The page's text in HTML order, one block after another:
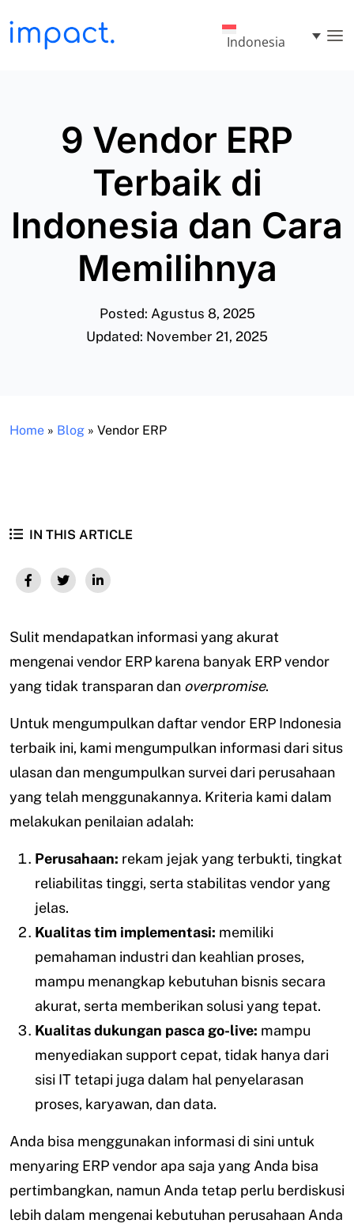
Indonesia
9 Vendor ERP
Terbaik di
Indonesia dan Cara
Memilihnya
Posted: Agustus 8, 2025
Updated: November 21, 2025
Home » Blog » Vendor ERP
IN THIS ARTICLE
Sulit mendapatkan informasi yang akurat
mengenai vendor ERP karena banyak ERP vendor
yang tidak transparan dan overpromise.
Untuk mengumpulkan daftar vendor ERP Indonesia
terbaik ini, kami mengumpulkan informasi dari situs
ulasan dan mengumpulkan survei dari perusahaan
yang telah menggunakannya. Kriteria kami dalam
melakukan penilaian adalah:
Perusahaan: rekam jejak yang terbukti, tingkat
reliabilitas tinggi, serta stabilitas vendor yang
jelas.
Kualitas tim implementasi: memiliki
pemahaman industri dan keahlian proses,
mampu menangkap kebutuhan bisnis secara
akurat, serta memberikan solusi yang tepat.
Kualitas dukungan pasca go-live: mampu
menyediakan support cepat, tidak hanya dari
sisi IT tetapi juga dalam hal penyelarasan
proses, karyawan, dan data.
Anda bisa menggunakan informasi di sini untuk
menyaring ERP vendor apa saja yang Anda bisa
pertimbangkan, namun Anda tetap perlu berdiskusi
lebih dalam mengenai kebutuhan perusahaan Anda